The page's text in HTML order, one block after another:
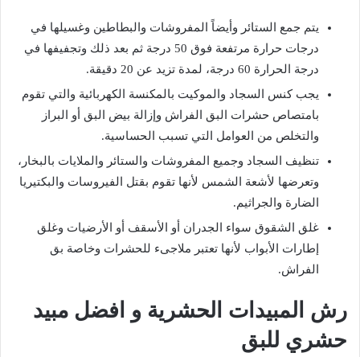
يتم جمع الستائر وأيضاً المفروشات والبطاطين وغسيلها في
درجات حرارة مرتفعة فوق 50 درجة ثم بعد ذلك وتجفيفها في
درجة الحرارة 60 درجة، لمدة تزيد عن 20 دقيقة.
يجب كنس السجاد والموكيت بالمكنسة الكهربائية والتي تقوم
بامتصاص حشرات البق الفراش وإزالة بيض البق أو البراز
والتخلص من العوامل التي تسبب الحساسية.
تنظيف السجاد وجميع المفروشات والستائر والملايات بالبخار،
وتعرضها لأشعة الشمس لأنها تقوم بقتل الفيروسات والبكتيريا
الضارة والجراثيم.
غلق الشقوق سواء الجدران أو الأسقف أو الأرضيات وغلق
إطارات الأبواب لأنها تعتبر ملاجىء للحشرات وخاصة بق
الفراش.
رش المبيدات الحشرية و افضل مبيد
حشري للبق